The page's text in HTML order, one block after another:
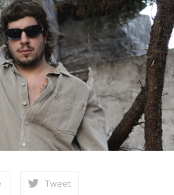
Tweet